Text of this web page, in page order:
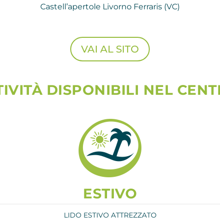
Castell’apertole Livorno Ferraris (VC)
VAI AL SITO
DISPONIBILI NEL
ESTIVO
LIDO ESTIVO ATTREZZATO